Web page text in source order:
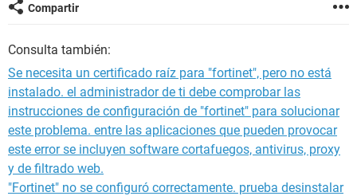
Compartir
Consulta también:
Se necesita un certificado raíz para "fortinet", pero no está
instalado. el administrador de ti debe comprobar las
instrucciones de configuración de "fortinet" para solucionar
este problema. entre las aplicaciones que pueden provocar
este error se incluyen software cortafuegos, antivirus, proxy
y de filtrado web.
"Fortinet" no se configuró correctamente. prueba desinstalar